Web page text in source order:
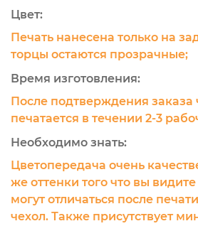
Цвет:
Печать нанесена только на
торцы остаются прозрачные;
Время изготовления:
После подтверждения заказа
печатается в течении 2-3
Необходимо знать:
Цветопередача очень
же оттенки того что вы
могут отличаться после
чехол. Также присутствует